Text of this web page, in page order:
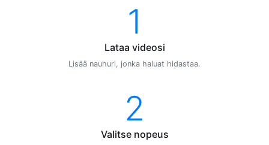
1
Lataa videosi
Lisää nauhuri, jonka haluat hidastaa.
2
Valitse nopeus